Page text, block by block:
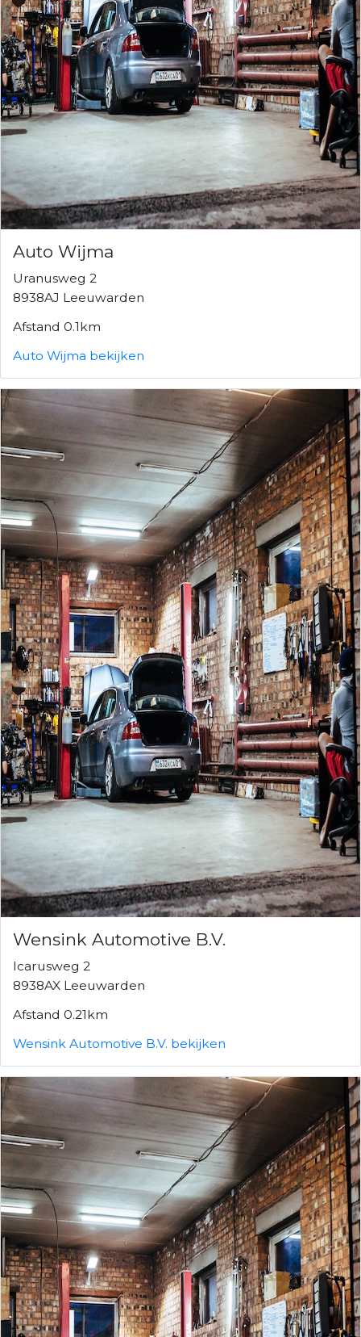
Auto Wijma
Uranusweg 2
8938AJ Leeuwarden
Afstand 0.1km
Auto Wijma bekijken
Wensink Automotive B.V.
Icarusweg 2
8938AX Leeuwarden
Afstand 0.21km
Wensink Automotive B.V. bekijken